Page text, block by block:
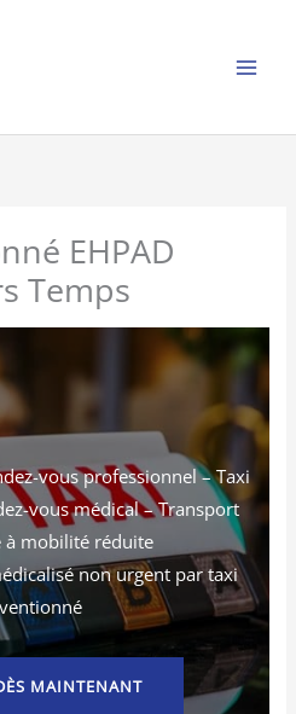
EHPAD
Temps
vous professionnel – Taxi
vous médical – Transport
à mobilité réduite
non urgent par taxi
MAINTENANT